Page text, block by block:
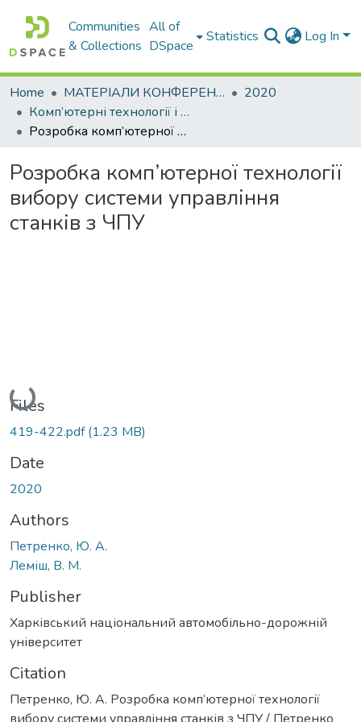
Communities
& Collections
All of
DSpace
Statistics Log In
Home МАТЕРІАЛИ КОНФЕРЕНЦІЙ
2020
Комп’ютерні технології і мехатроніка
Розробка комп’ютерної технології вибору системи управління станків з ЧПУ
Розробка комп’ютерної технології
вибору системи управління
станків з ЧПУ
Loading...
Files
419-422.pdf(1.23 MB)
Date
2020
Authors
Петренко, Ю. А.
Леміш, В. М.
Publisher
Харківський національний автомобільно-дорожній
університет
Citation
Петренко, Ю. А. Розробка комп’ютерної технології